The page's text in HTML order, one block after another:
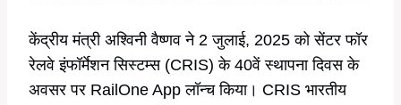
केंद्रीय मंत्री अश्विनी वैष्णव ने 2 जुलाई, 2025 को सेंटर फॉर
रेलवे इंफॉर्मेशन सिस्टम्स (CRIS) के 40वें स्थापना दिवस के
अवसर पर RailOne App लॉन्च किया। CRIS भारतीय